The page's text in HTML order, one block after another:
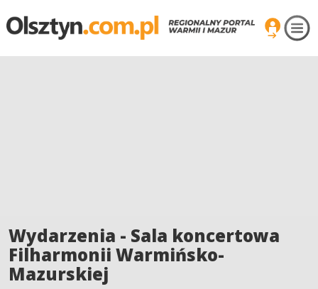
Wydarzenia - Sala koncertowa
Filharmonii Warmińsko-
Mazurskiej